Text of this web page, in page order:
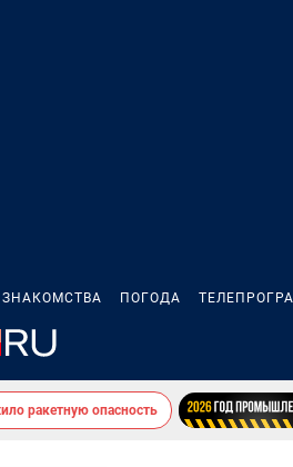
ЗНАКОМСТВА ПОГОДА
ракетную опасность